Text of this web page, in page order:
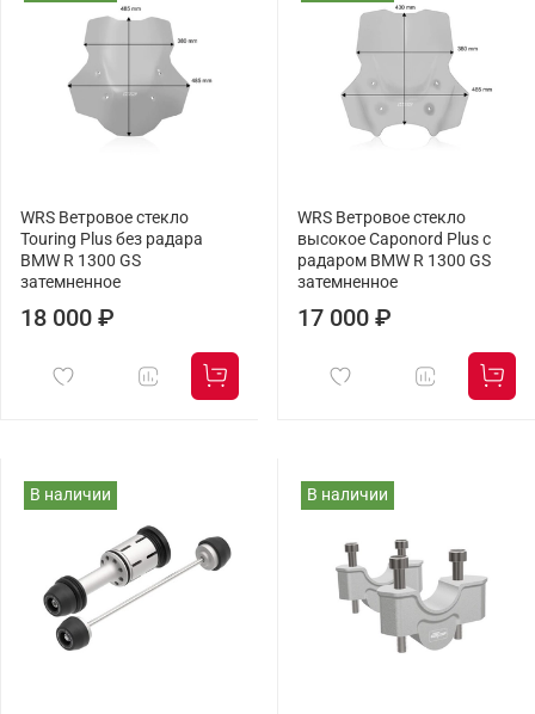
WRS Ветровое стекло
Touring Plus без радара
BMW R 1300 GS
затемненное
18 000 ₽
WRS Ветровое стекло
высокое Caponord Plus с
радаром BMW R 1300 GS
затемненное
17 000 ₽
В наличии В наличии